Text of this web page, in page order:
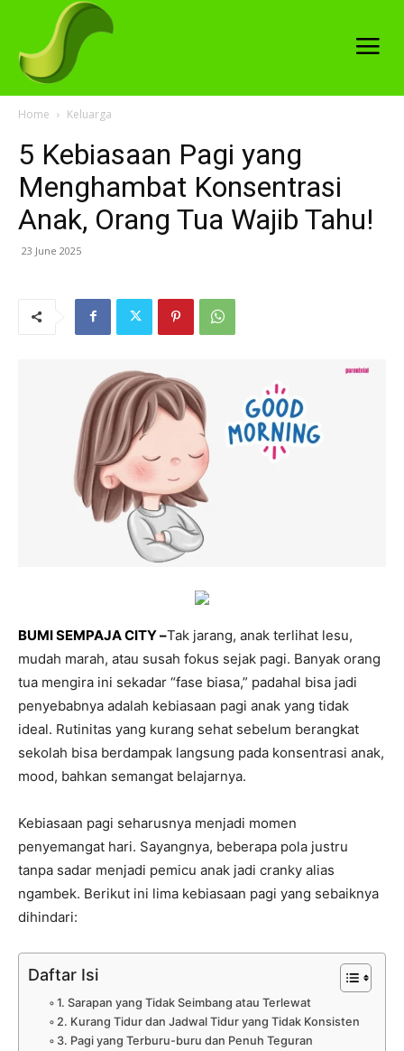
Home Keluarga
5 Kebiasaan Pagi yang
Menghambat Konsentrasi
Anak, Orang Tua Wajib Tahu!
23 June 2025
BUMI SEMPAJA CITY –Tak jarang, anak terlihat lesu,
mudah marah, atau susah fokus sejak pagi. Banyak orang
tua mengira ini sekadar “fase biasa,” padahal bisa jadi
penyebabnya adalah kebiasaan pagi anak yang tidak
ideal. Rutinitas yang kurang sehat sebelum berangkat
sekolah bisa berdampak langsung pada konsentrasi anak,
mood, bahkan semangat belajarnya.
Kebiasaan pagi seharusnya menjadi momen
penyemangat hari. Sayangnya, beberapa pola justru
tanpa sadar menjadi pemicu anak jadi cranky alias
ngambek. Berikut ini lima kebiasaan pagi yang sebaiknya
dihindari:
Daftar Isi
1. Sarapan yang Tidak Seimbang atau Terlewat
2. Kurang Tidur dan Jadwal Tidur yang Tidak Konsisten
3. Pagi yang Terburu-buru dan Penuh Teguran